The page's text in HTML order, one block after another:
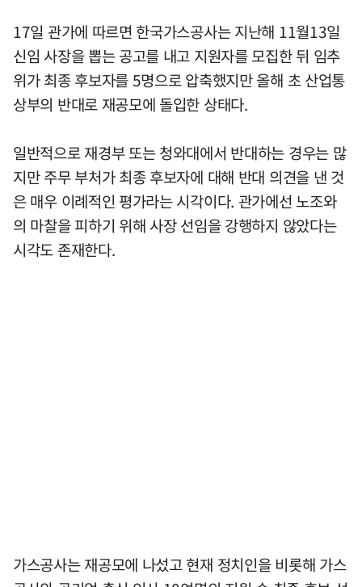
17일 관가에 따르면 한국가스공사는 지난해 11월13일
신임 사장을 뽑는 공고를 내고 지원자를 모집한 뒤 임추
위가 최종 후보자를 5명으로 압축했지만 올해 초 산업통
상부의 반대로 재공모에 돌입한 상태다.
일반적으로 재경부 또는 청와대에서 반대하는 경우는 많
지만 주무 부처가 최종 후보자에 대해 반대 의견을 낸 것
은 매우 이례적인 평가라는 시각이다. 관가에선 노조와
의 마찰을 피하기 위해 사장 선임을 강행하지 않았다는
시각도 존재한다.
가스공사는 재공모에 나섰고 현재 정치인을 비롯해 가스